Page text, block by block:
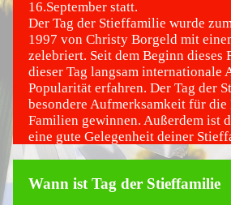
©
16.September statt.
Der Tag der Stieffamilie wurde
1997 von Christy Borgeld mit
zelebriert. Seit dem Beginn dieses
dieser Tag langsam internationale
Popularität erfahren. Der Tag der
besondere Aufmerksamkeit für die
Familien gewinnen. Außerdem ist
eine gute Gelegenheit deiner
dass du die liebst und wertschätzt.
Wann ist Tag der Stieffamilie